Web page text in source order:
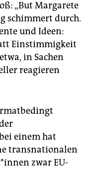
„But Margarete
schimmert durch.
und Ideen:
Einstimmigkeit
in Sachen
reagieren
einem hat
transnationalen
zwar EU-